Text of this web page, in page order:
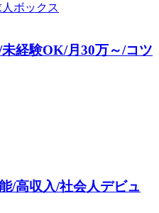
経験OK/月30万～/コツ
/高収入/社会人デビュ